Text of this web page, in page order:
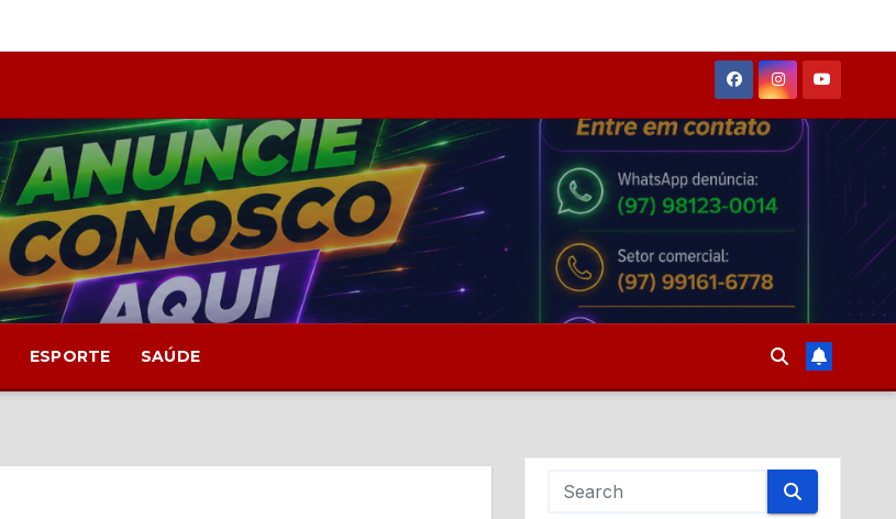
ESPORTE SAÚDE